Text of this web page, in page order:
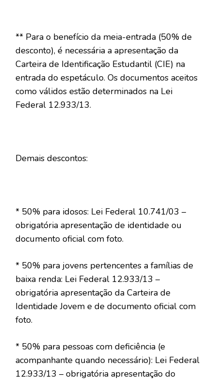
** Para o benefício da meia-entrada (50% de
desconto), é necessária a apresentação da
Carteira de Identificação Estudantil (CIE) na
entrada do espetáculo. Os documentos aceitos
como válidos estão determinados na Lei
Federal 12.933/13.
Demais descontos:
* 50% para idosos: Lei Federal 10.741/03 –
obrigatória apresentação de identidade ou
documento oficial com foto.
* 50% para jovens pertencentes a famílias de
baixa renda: Lei Federal 12.933/13 –
obrigatória apresentação da Carteira de
Identidade Jovem e de documento oficial com
foto.
* 50% para pessoas com deficiência (e
acompanhante quando necessário): Lei Federal
12.933/13 – obrigatória apresentação do